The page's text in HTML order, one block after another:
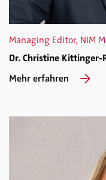
Managing Editor, NIM
Dr. Christine Kittinger-
Mehr erfahren